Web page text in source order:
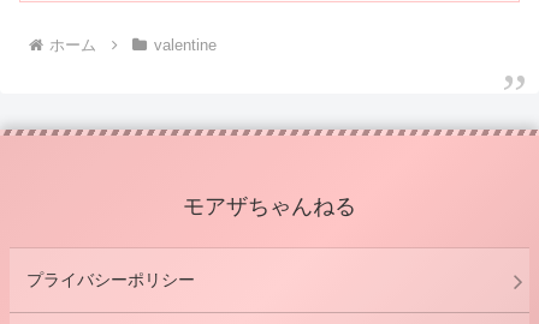
ホーム valentine
モアザちゃんねる
プライバシーポリシー